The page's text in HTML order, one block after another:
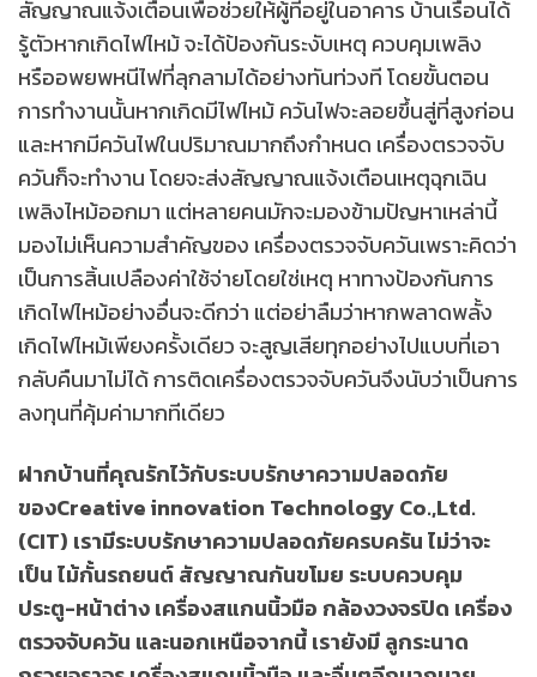
สัญญาณแจ้งเตือนเพื่อช่วยให้ผู้ที่อยู่ในอาคาร บ้านเรือนได้
รู้ตัวหากเกิดไฟไหม้ จะได้ป้องกันระงับเหตุ ควบคุมเพลิง
หรืออพยพหนีไฟที่ลุกลามได้อย่างทันท่วงที โดยขั้นตอน
การทำงานนั้นหากเกิดมีไฟไหม้ ควันไฟจะลอยขึ้นสู่ที่สูงก่อน
และหากมีควันไฟในปริมาณมากถึงกำหนด เครื่องตรวจจับ
ควันก็จะทำงาน โดยจะส่งสัญญาณแจ้งเตือนเหตุฉุกเฉิน
เพลิงไหม้ออกมา แต่หลายคนมักจะมองข้ามปัญหาเหล่านี้
มองไม่เห็นความสำคัญของ เครื่องตรวจจับควันเพราะคิดว่า
เป็นการสิ้นเปลืองค่าใช้จ่ายโดยใช่เหตุ หาทางป้องกันการ
เกิดไฟไหม้อย่างอื่นจะดีกว่า แต่อย่าลืมว่าหากพลาดพลั้ง
เกิดไฟไหม้เพียงครั้งเดียว จะสูญเสียทุกอย่างไปแบบที่เอา
กลับคืนมาไม่ได้ การติดเครื่องตรวจจับควันจึงนับว่าเป็นการ
ลงทุนที่คุ้มค่ามากทีเดียว
ฝากบ้านที่คุณรักไว้กับระบบรักษาความปลอดภัย
ของCreative innovation Technology Co.,Ltd.
(CIT) เรามีระบบรักษาความปลอดภัยครบครัน ไม่ว่าจะ
เป็น ไม้กั้นรถยนต์ สัญญาณกันขโมย ระบบควบคุม
ประตู-หน้าต่าง เครื่องสแกนนิ้วมือ กล้องวงจรปิด เครื่อง
ตรวจจับควัน และนอกเหนือจากนี้ เรายังมี ลูกระนาด